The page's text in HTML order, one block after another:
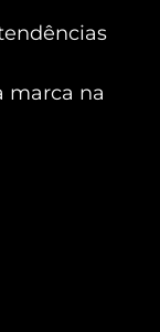
marca na